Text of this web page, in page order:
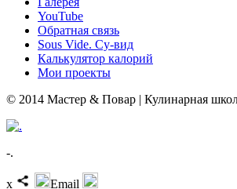
YouTube
Обратная связь
Sous Vide. Су-вид
Калькулятор калорий
Мои проекты
© 2014 Мастер & Повар | Кулинарная
-.
x Email